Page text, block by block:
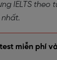
IELTS
miễn phí